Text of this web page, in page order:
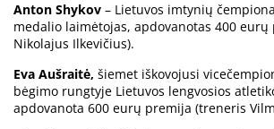
Anton Shykov – Lietuvos imtynių
medalio laimėtojas, apdovanotas 400
Nikolajus Ilkevičius).
Eva Aušraitė, šiemet iškovojusi
bėgimo rungtyje Lietuvos lengvosios
apdovanota 600 eurų premija (treneris